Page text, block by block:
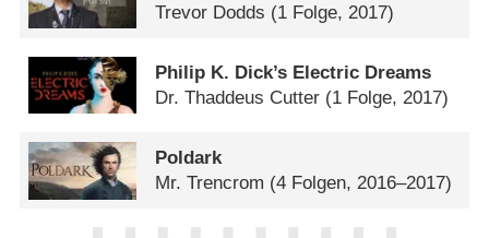
Trevor Dodds (1 Folge, 2017)
Philip K. Dick’s Electric Dreams
Dr. Thaddeus Cutter (1 Folge, 2017)
Poldark
Mr. Trencrom (4 Folgen, 2016–2017)